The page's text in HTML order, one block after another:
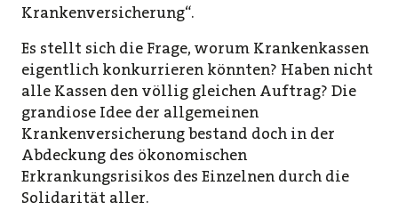
Krankenversicherung“.
Es stellt sich die Frage, worum Krankenkassen
eigentlich konkurrieren könnten? Haben nicht
alle Kassen den völlig gleichen Auftrag? Die
grandiose Idee der allgemeinen
Krankenversicherung bestand doch in der
Abdeckung des ökonomischen
Erkrankungsrisikos des Einzelnen durch die
Solidarität aller.